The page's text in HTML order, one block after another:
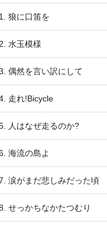
狼に口笛を
水玉模様
偶然を言い訳にして
走れ!Bicycle
人はなぜ走るのか?
海流の島よ
涙がまだ悲しみだった頃
せっかちなかたつむり